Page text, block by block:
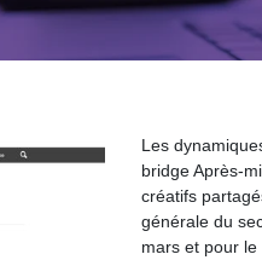
Les
bridge Après-
créatifs
générale du
mars et pour le